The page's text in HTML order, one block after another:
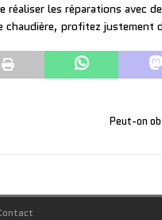
les réparations avec
profitez justement
Peut-on